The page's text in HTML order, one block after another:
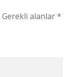
Gerekli alanlar*